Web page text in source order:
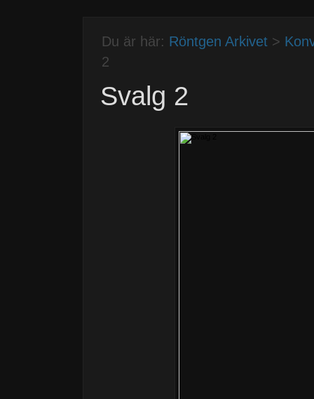
Du är här: Röntgen Arkivet>
2
Svalg 2